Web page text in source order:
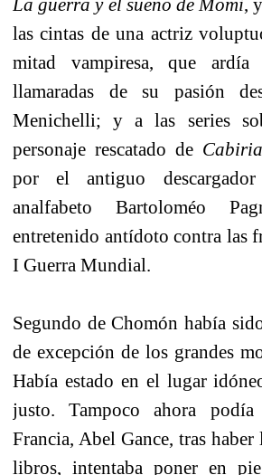
las cintas de una actriz
mitad vampiresa, que
llamaradas de su pasión
Menichelli; y a las series
personaje rescatado de Cabiria
por el antiguo
analfabeto Bartoloméo
entretenido antídoto contra las
I Guerra Mundial.
Segundo de Chomón había
de excepción de los grandes
Había estado en el lugar
justo. Tampoco ahora
Francia, Abel Gance, tras
libros, intentaba poner en